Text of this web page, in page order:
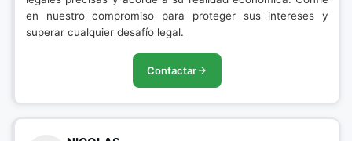
en nuestro compromiso para proteger sus intereses y
superar cualquier desafío legal.
Contactar